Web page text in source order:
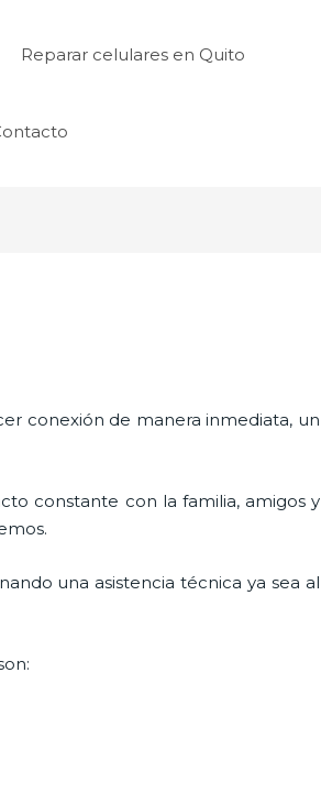
Reparar celulares en Quito
conexión de manera inmediata, un
constante con la familia, amigos y
una asistencia técnica ya sea al